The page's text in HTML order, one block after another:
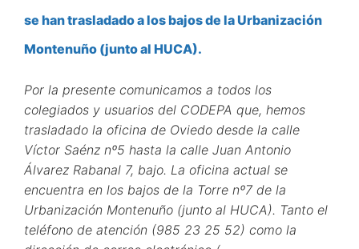
se han trasladado a los bajos de la Urbanización
Montenuño (junto al HUCA).
Por la presente comunicamos a todos los
colegiados y usuarios del CODEPA que, hemos
trasladado la oficina de Oviedo desde la calle
Víctor Saénz nº5 hasta la calle Juan Antonio
Álvarez Rabanal 7, bajo. La oficina actual se
encuentra en los bajos de la Torre nº7 de la
Urbanización Montenuño (junto al HUCA). Tanto el
teléfono de atención (985 23 25 52) como la